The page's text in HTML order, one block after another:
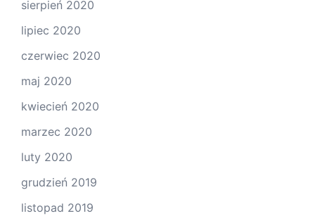
sierpień 2020
lipiec 2020
czerwiec 2020
maj 2020
kwiecień 2020
marzec 2020
luty 2020
grudzień 2019
listopad 2019